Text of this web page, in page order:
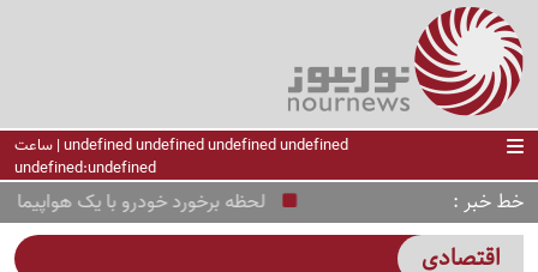
undefined undefined undefined undefined | ساعت
undefined:undefined
خط خبر لحظه برخورد خودرو با یک هواپیما در
اقتصادی